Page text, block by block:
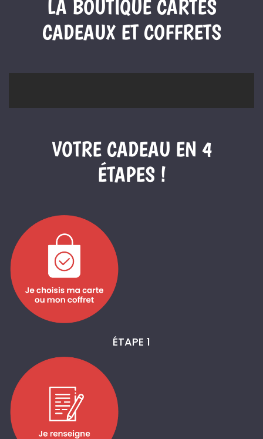
LA BOUTIQUE CARTES
CADEAUX ET COFFRETS
VOTRE CADEAU EN 4
ÉTAPES !
ÉTAPE 1